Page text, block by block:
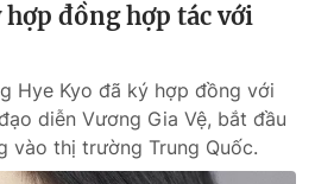
hợp đồng hợp tác với
Hye Kyo đã ký hợp đồng với
diễn Vương Gia Vệ, bắt đầu
vào thị trường Trung Quốc.